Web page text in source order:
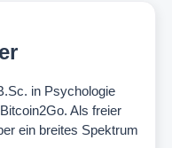
in Psychologie
Als freier
ein breites Spektrum